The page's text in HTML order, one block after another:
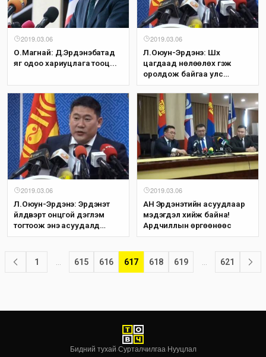
2019.03.06
О.Магнай: Д.Эрдэнэбатад
яг одоо хариуцлага тооц...
2019.03.06
Л.Оюун-Эрдэнэ: Шүүх
цагдаад нөлөөлөх гэж
оролдож байгаа улс
төрчид, төрийн өндөр
албан тушаал хашч байсан
эрхмүүд байгаа. Хэрэв дахин
ийм үйлдэл гаргавал нэр
устай нь зарлана...
2019.03.06
Л.Оюун-Эрдэнэ: Эрдэнэт
үйлдвэрт онцгой дэглэм
тогтоож энэ асуудалд
холбогдсон М.Батсуурь
2019.03.06
АН Эрдэнэтийн асуудлаар
мэдэгдэл хийж байна!
Ардчиллын өргөөнөөс
1 … 615 616 617 618 619 … 621
Бидний тухай·Сурталчилгаа·Нууцлал